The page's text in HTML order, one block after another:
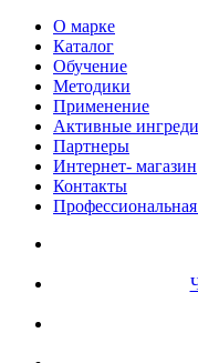
О марке
Каталог
Обучение
Методики
Применение
Активные
Партнеры
Интернет- магазин
Контакты
Профессиональная